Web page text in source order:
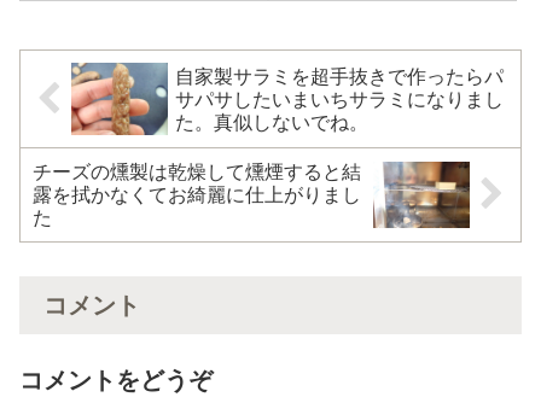
とで気づいたのですが、砂糖を
入れる...
自家製サラミを超手抜きで作ったらパ
サパサしたいまいちサラミになりまし
た。真似しないでね。
チーズの燻製は乾燥して燻煙すると結
露を拭かなくてお綺麗に仕上がりまし
た
コメント
コメントをどうぞ